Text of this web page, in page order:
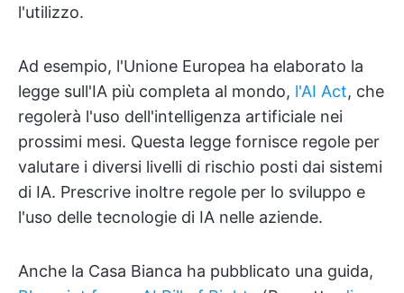
l'utilizzo.
Ad esempio, l'Unione Europea ha elaborato la
legge sull'IA più completa al mondo, l'AI Act, che
regolerà l'uso dell'intelligenza artificiale nei
prossimi mesi. Questa legge fornisce regole per
valutare i diversi livelli di rischio posti dai sistemi
di IA. Prescrive inoltre regole per lo sviluppo e
l'uso delle tecnologie di IA nelle aziende.
Anche la Casa Bianca ha pubblicato una guida,